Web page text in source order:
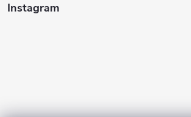
Instagram